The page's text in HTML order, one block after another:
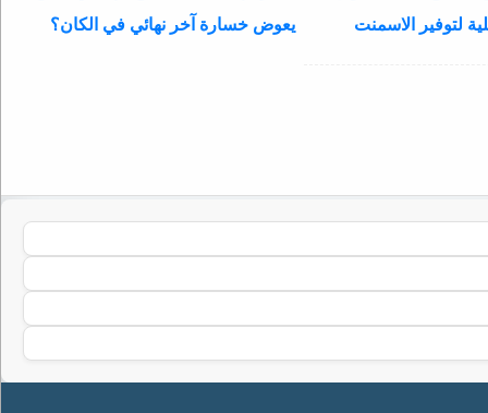
لتوفير الاسمنت
يعوض خسارة آخر نهائي في الكان؟